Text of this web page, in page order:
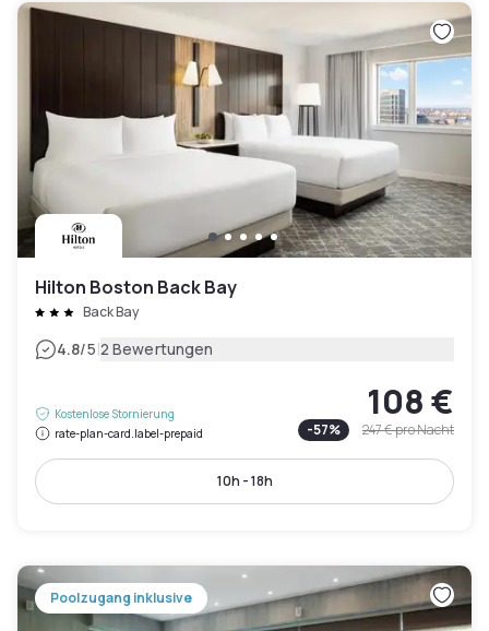
Hilton Boston Back Bay
Back Bay
4.8/5|2 Bewertungen
Kostenlose Stornierung
rate-plan-card.label-prepaid
108 €
-57% 247 €pro Nacht
10h - 18h
Poolzugang inklusive